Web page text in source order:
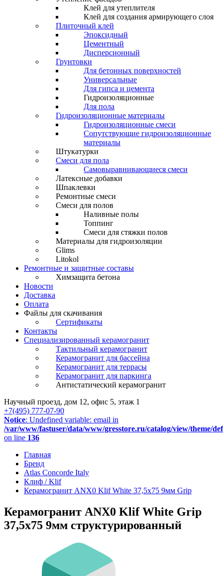
Клей для утеплителя
Клей для создания армирующего слоя
Плиточный клей
Эпоксидный
Цементный
Дисперсионный
Грунтовки
Для бетонных поверхностей
Универсальные
Для гипса и цемента
Гидроизоляционные
Для пола
Гидроизоляционные материалы
Гидроизоляционные смеси
Сопутствующие гидроизоляционные
материалы
Штукатурки
Смеси для пола
Самовыравнивающиеся смеси
Латексные добавки
Шпаклевки
Ремонтные смеси
Смеси для полов
Наливные полы
Топпинг
Смеси для стяжки полов
Материалы для гидроизоляции
Glims
Litokol
Ремонтные и защитные составы
Химзащита бетона
Новости
Доставка
Оплата
Файлы для скачивания
Сертификаты
Контакты
Специализированный керамогранит
Тактильный керамогранит
Керамогранит для бассейна
Керамогранит для террасы
Керамогранит для паркинга
Антистатический керамогранит
Научный проезд, дом 12, офис 5, этаж 1
+7(495) 777-07-90
Notice: Undefined variable: email in
/var/www/fastuser/data/www/gresstore.ru/catalog/view/theme/
on line 136
Главная
Бренд
Atlas Concorde Italy
Клиф / Klif
Керамогранит ANX0 Klif White 37,5x75 9мм Grip
Керамогранит ANX0 Klif White Grip
37,5x75 9мм структурированный